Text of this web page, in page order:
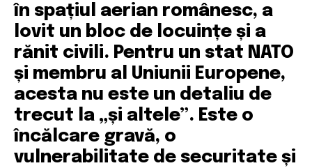
în spațiul aerian românesc, a
lovit un bloc de locuințe și a
rănit civili. Pentru un stat NATO
și membru al Uniunii Europene,
acesta nu este un detaliu de
trecut la „și altele”. Este o
încălcare gravă, o
vulnerabilitate de securitate și